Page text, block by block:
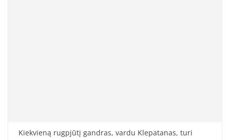
Kiekvieną rugpjūtį gandras, vardu Klepatanas, turi